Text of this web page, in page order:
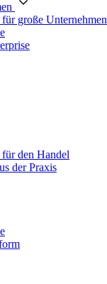
große Unternehmen
den Handel
der Praxis